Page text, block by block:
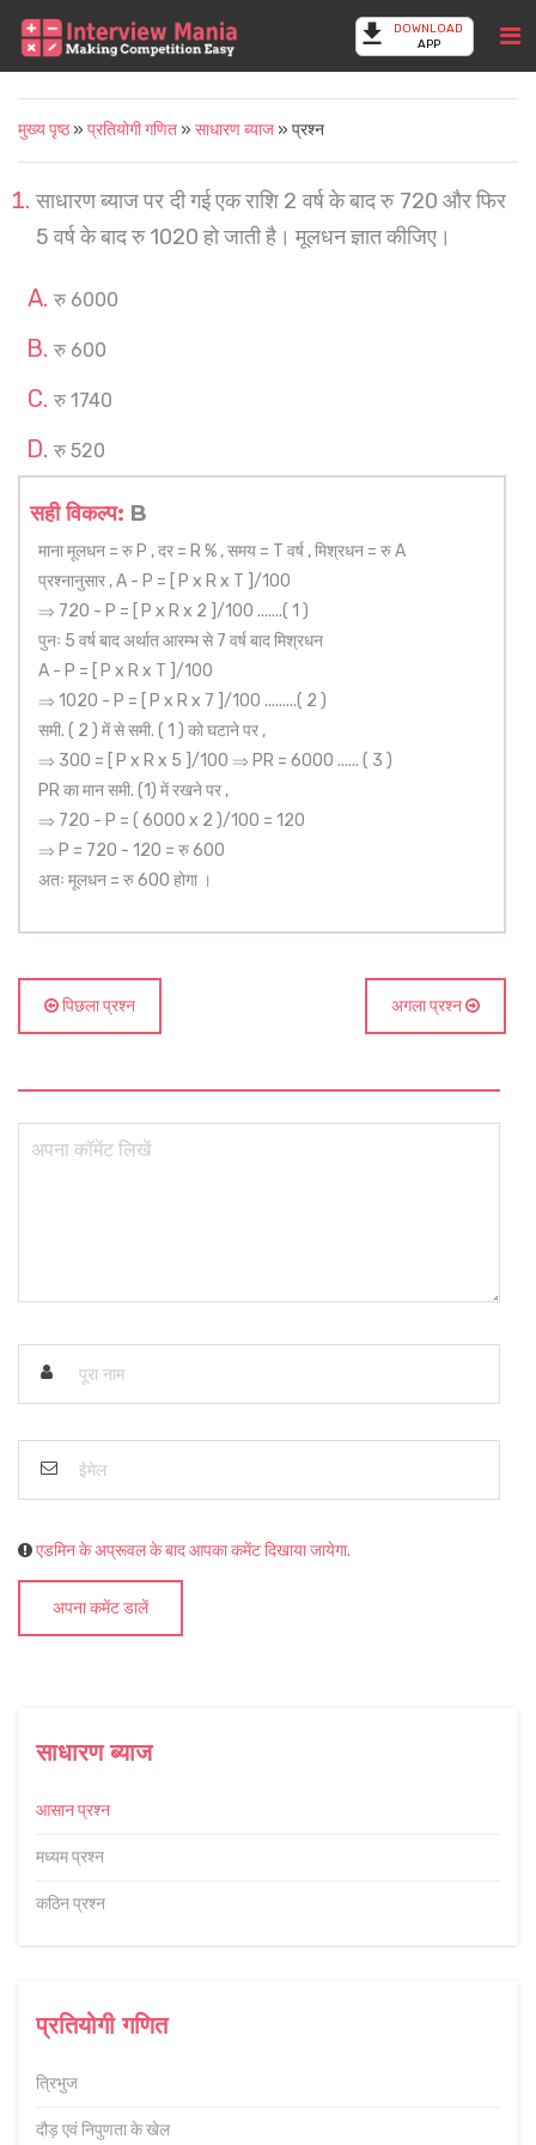
DOWNLOAD
APP
मुख्य पृष्ठ» प्रतियोगी गणित » साधारण ब्याज » प्रश्न
साधारण ब्याज
आसान प्रश्न
मध्यम प्रश्न
कठिन प्रश्न
प्रतियोगी गणित
त्रिभुज
दौड़ एवं निपुणता के खेल
साधारण ब्याज पर दी गई एक राशि 2 वर्ष के बाद रु 720 और फिर
5 वर्ष के बाद रु 1020 हो जाती है। मूलधन ज्ञात कीजिए।
रु 6000
रु 600
रु 1740
रु 520
सही विकल्प: B
माना मूलधन = रु P , दर = R % , समय = T वर्ष , मिश्रधन = रु A
प्रश्नानुसार , A - P = [ P x R x T ]/100
⇒ 720 - P = [ P x R x 2 ]/100 .......( 1 )
पुनः 5 वर्ष बाद अर्थात आरम्भ से 7 वर्ष बाद मिश्रधन
A - P = [ P x R x T ]/100
⇒ 1020 - P = [ P x R x 7 ]/100 .........( 2 )
समी. ( 2 ) में से समी. ( 1 ) को घटाने पर ,
⇒ 300 = [ P x R x 5 ]/100 ⇒ PR = 6000 ...... ( 3 )
PR का मान समी. (1) में रखने पर ,
⇒ 720 - P = ( 6000 x 2 )/100 = 120
⇒ P = 720 - 120 = रु 600
अतः मूलधन = रु 600 होगा ।
पिछला प्रश्न अगला प्रश्न
एडमिन के अप्रूवल के बाद आपका कमेंट दिखाया जायेगा.
अपना कमेंट डालें